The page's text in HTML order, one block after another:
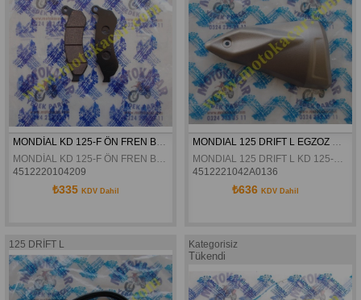
MONDİAL KD 125-F ÖN FREN BALATASI ORJİNAL
MONDİAL KD 125-F ÖN FREN BALATASI ORJİNAL
4512220104209
₺335 KDV Dahil
MONDIAL 125 DRIFT L EGZOZ DEKOR KAPAGI ORTA ORJINAL
MONDIAL 125 DRIFT L KD 125-F VULTURE 125 İ EGZOZ DEKOR KAPAGI ORTA ORJINAL
4512221042A0136
₺636 KDV Dahil
125 DRİFT L Kategorisiz
Tükendi